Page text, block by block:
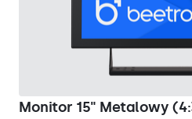
Monitor 15" Metalowy